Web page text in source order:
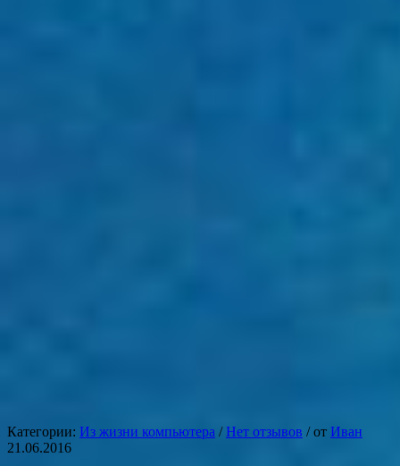
Категории: Из жизни компьютера / Нет отзывов /от Иван
21.06.2016